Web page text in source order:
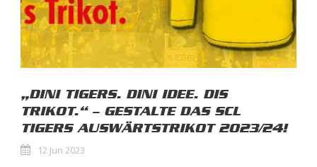
„DINI TIGERS. DINI IDEE. DIS
TRIKOT.“ – GESTALTE DAS SCL
TIGERS AUSWÄRTSTRIKOT 2023/24!
12 Jun 2023